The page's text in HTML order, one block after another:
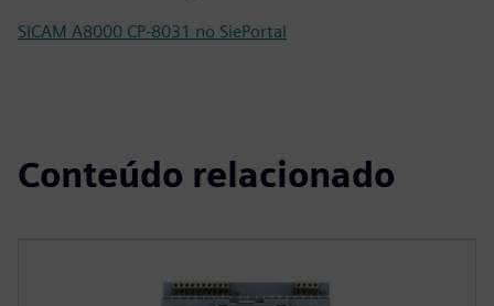
SICAM A8000 CP-8031 no SiePortal
Conteúdo relacionado